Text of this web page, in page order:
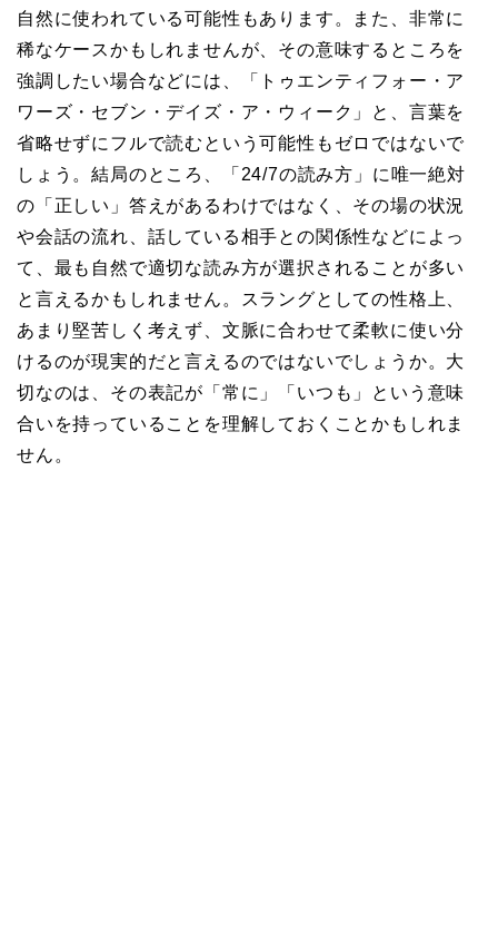
自然に使われている可能性もあります。また、非常に
稀なケースかもしれませんが、その意味するところを
強調したい場合などには、「トゥエンティフォー・ア
ワーズ・セブン・デイズ・ア・ウィーク」と、言葉を
省略せずにフルで読むという可能性もゼロではないで
しょう。結局のところ、「24/7の読み方」に唯一絶対
の「正しい」答えがあるわけではなく、その場の状況
や会話の流れ、話している相手との関係性などによっ
て、最も自然で適切な読み方が選択されることが多い
と言えるかもしれません。スラングとしての性格上、
あまり堅苦しく考えず、文脈に合わせて柔軟に使い分
けるのが現実的だと言えるのではないでしょうか。大
切なのは、その表記が「常に」「いつも」という意味
合いを持っていることを理解しておくことかもしれま
せん。